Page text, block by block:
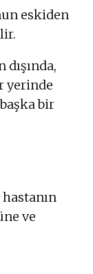
eskiden
yerinde
bir
ve